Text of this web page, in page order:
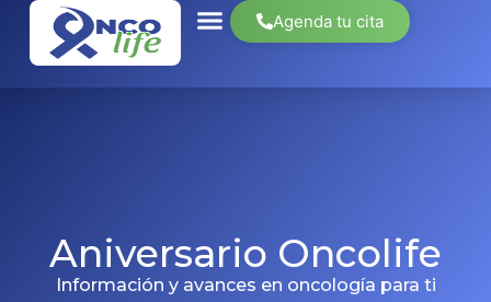
Agenda tu cita
Aniversario Oncolife
Información y avances en oncología para ti